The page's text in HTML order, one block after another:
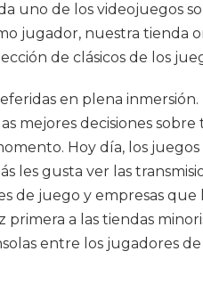
uno de los videojuegos
jugador, nuestra tienda
de clásicos de los
en plena inmersión.
mejores decisiones
Hoy día, los juegos
les gusta ver las
de juego y empresas que
a las tiendas
entre los jugadores